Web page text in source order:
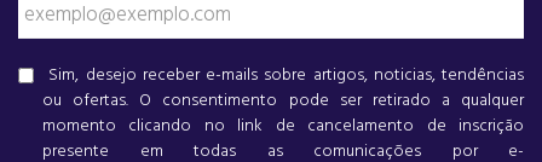
Sim, desejo receber e-mails sobre artigos, noticias, tendências
ou ofertas. O consentimento pode ser retirado a qualquer
momento clicando no link de cancelamento de inscrição
presente em todas as comunicações por e-